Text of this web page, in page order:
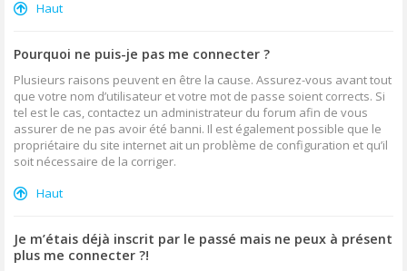
Haut
Pourquoi ne puis-je pas me connecter ?
Plusieurs raisons peuvent en être la cause. Assurez-vous avant tout
que votre nom d’utilisateur et votre mot de passe soient corrects. Si
tel est le cas, contactez un administrateur du forum afin de vous
assurer de ne pas avoir été banni. Il est également possible que le
propriétaire du site internet ait un problème de configuration et qu’il
soit nécessaire de la corriger.
Haut
Je m’étais déjà inscrit par le passé mais ne peux à présent
plus me connecter ?!